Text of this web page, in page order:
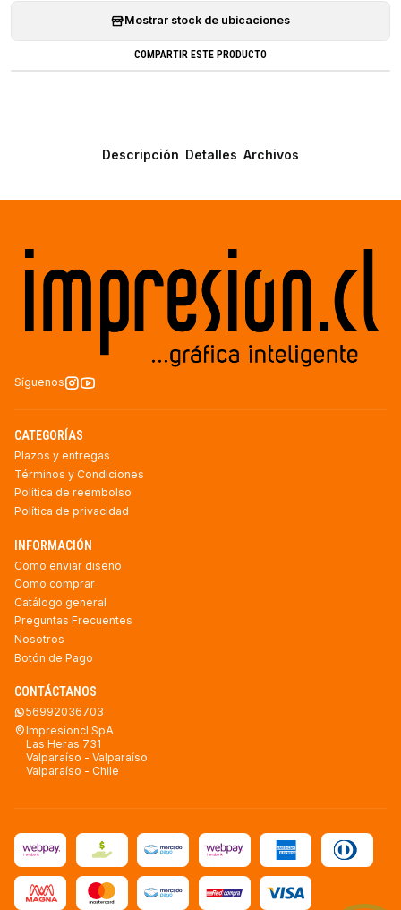
Mostrar stock de ubicaciones
COMPARTIR ESTE PRODUCTO
Descripción Detalles Archivos
Síguenos
CATEGORÍAS
Plazos y entregas
Términos y Condiciones
Politica de reembolso
Política de privacidad
INFORMACIÓN
Como enviar diseño
Como comprar
Catálogo general
Preguntas Frecuentes
Nosotros
Botón de Pago
CONTÁCTANOS
56992036703
Impresioncl SpA
Las Heras 731
Valparaíso - Valparaíso
Valparaíso - Chile